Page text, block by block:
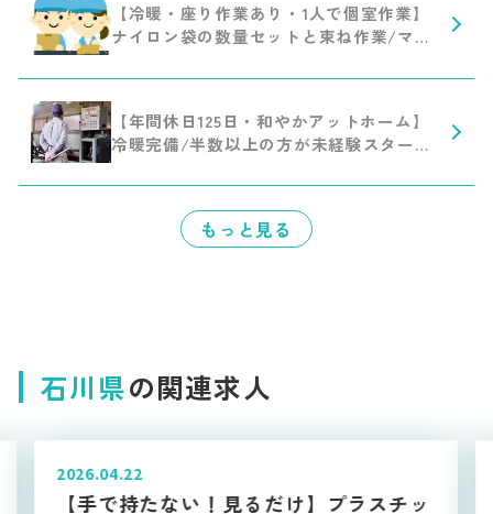
【冷暖・座り作業あり・1人で個室作業】
ナイロン袋の数量セットと束ね作業/マイ
メ/33442
【年間休日125日・和やかアットホーム】
冷暖完備/半数以上の方が未経験スター
ト/正社員切り替え有
もっと見る
石川県の関連求人
2026.04.22
【簡単・モクモク作業】空箱用の木材の